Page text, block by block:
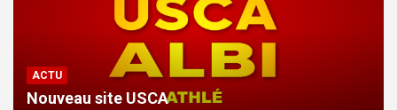
ACTU
Nouveau site USCA